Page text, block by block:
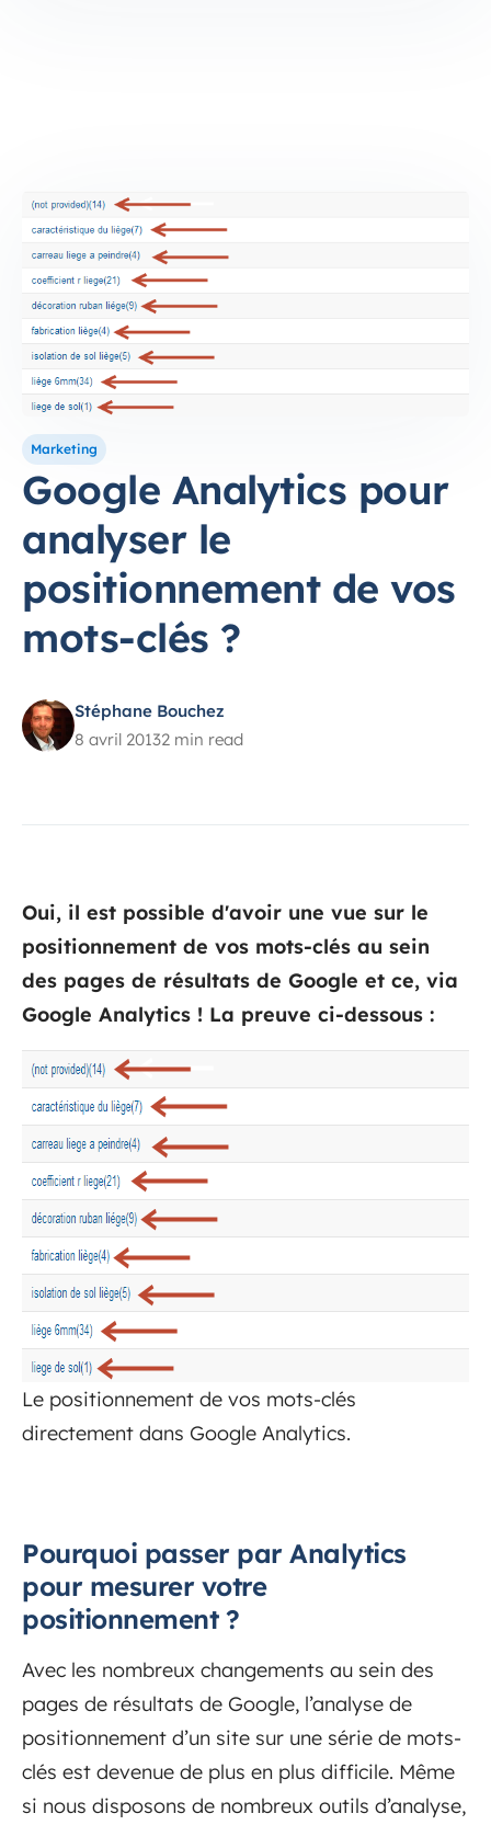
Marketing
Google Analytics pour
analyser le
positionnement de vos
mots-clés ?
Stéphane Bouchez
8 avril 20132 min read
Oui, il est possible d'avoir une vue sur le
positionnement de vos mots-clés au sein
des pages de résultats de Google et ce, via
Google Analytics ! La preuve ci-dessous :
Le positionnement de vos mots-clés
directement dans Google Analytics.
Pourquoi passer par Analytics
pour mesurer votre
positionnement ?
Avec les nombreux changements au sein des
pages de résultats de Google, l’analyse de
positionnement d’un site sur une série de mots-
clés est devenue de plus en plus difficile. Même
si nous disposons de nombreux outils d’analyse,